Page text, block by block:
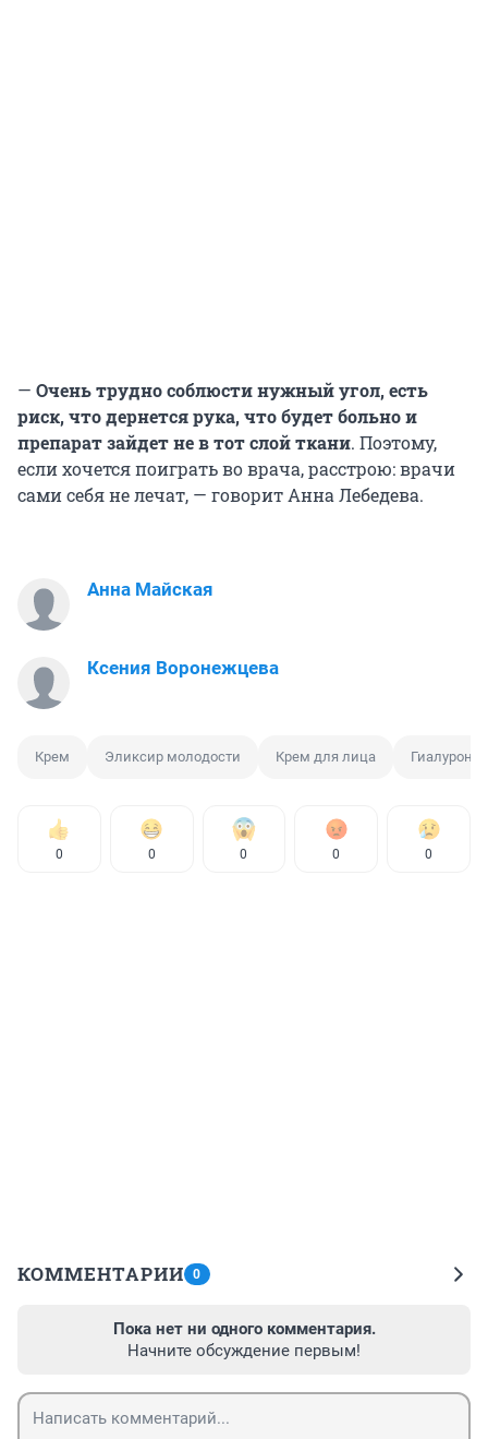
— Очень трудно соблюсти нужный угол, есть
риск, что дернется рука, что будет больно и
препарат зайдет не в тот слой ткани. Поэтому,
если хочется поиграть во врача, расстрою: врачи
сами себя не лечат, — говорит Анна Лебедева.
Анна Майская
Ксения Воронежцева
Крем Эликсир молодости Крем для лица
0 0 0 0 0
КОММЕНТАРИИ 0
Пока нет ни одного комментария.
Начните обсуждение первым!